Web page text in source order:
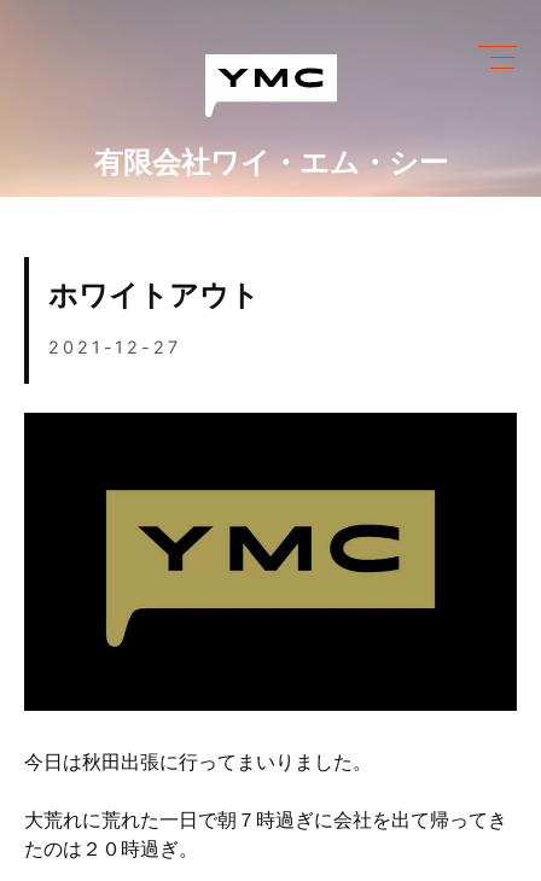
有限会社ワイ・エム・シー
ワイ・エム・シーにできること
会社情報
営業カレンダー
ブログ
お問い合わせ
ホワイトアウト
2021-12-27
今日は秋田出張に行ってまいりました。
大荒れに荒れた一日で朝７時過ぎに会社を出て帰ってき
たのは２０時過ぎ。